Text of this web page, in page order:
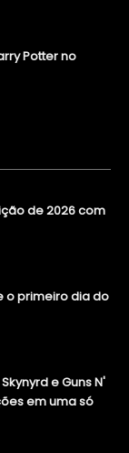
Potter no
de 2026 com
o primeiro dia do
e Guns N'
em uma só